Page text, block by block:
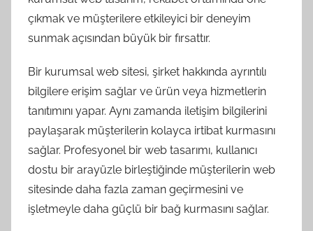
çıkmak ve müşterilere etkileyici bir deneyim
sunmak açısından büyük bir fırsattır.
Bir kurumsal web sitesi, şirket hakkında ayrıntılı
bilgilere erişim sağlar ve ürün veya hizmetlerin
tanıtımını yapar. Aynı zamanda iletişim bilgilerini
paylaşarak müşterilerin kolayca irtibat kurmasını
sağlar. Profesyonel bir web tasarımı, kullanıcı
dostu bir arayüzle birleştiğinde müşterilerin web
sitesinde daha fazla zaman geçirmesini ve
işletmeyle daha güçlü bir bağ kurmasını sağlar.